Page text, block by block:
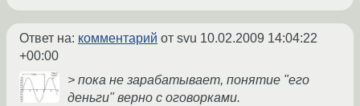
Ответ на: комментарий от svu 10.02.2009 14:04:22
+00:00
> пока не зарабатывает, понятие "его
деньги" верно с оговорками.